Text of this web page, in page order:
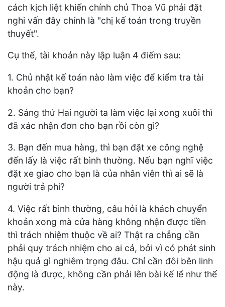
cách kịch liệt khiến chính chủ Thoa Vũ phải đặt
nghi vấn đây chính là "chị kế toán trong truyền
thuyết".
Cụ thể, tài khoản này lập luận 4 điểm sau:
1. Chủ nhật kế toán nào làm việc để kiểm tra tài
khoản cho bạn?
2. Sáng thứ Hai người ta làm việc lại xong xuôi thì
đã xác nhận đơn cho bạn rồi còn gì?
3. Bạn đến mua hàng, thì bạn đặt xe công nghệ
đến lấy là việc rất bình thường. Nếu bạn nghĩ việc
đặt xe giao cho bạn là của nhân viên thì ai sẽ là
người trả phí?
4. Việc rất bình thường, câu hỏi là khách chuyển
khoản xong mà cửa hàng không nhận được tiền
thì trách nhiệm thuộc về ai? Thật ra chẳng cần
phải quy trách nhiệm cho ai cả, bởi vì có phát sinh
hậu quả gì nghiêm trọng đâu. Chỉ cần đôi bên linh
động là được, không cần phải lên bài kể lể như thế
này.